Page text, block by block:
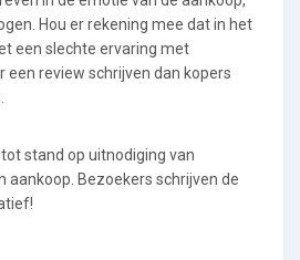
Hou er rekening mee dat in het
een slechte ervaring met
een review schrijven dan kopers
tot stand op uitnodiging van
aankoop. Bezoekers schrijven de